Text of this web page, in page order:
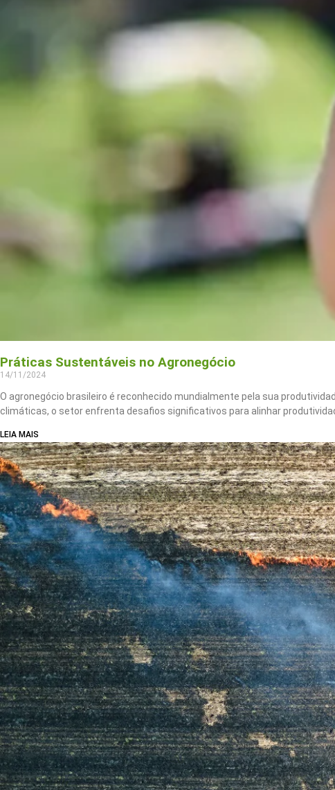
Práticas Sustentáveis no Agronegócio
14/11/2024
O agronegócio brasileiro é reconhecido mundialmente pela sua
climáticas, o setor enfrenta desafios significativos para alinhar
LEIA MAIS